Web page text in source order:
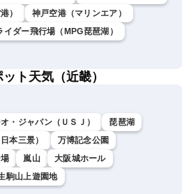
）
神戸空港（マリンエア）
ダー飛行場（MPG琵琶湖）
ト天気（近畿）
・ジャパン（ＵＳＪ）
琵琶湖
本三景）
万博記念公園
嵐山
大阪城ホール
駒山上遊園地